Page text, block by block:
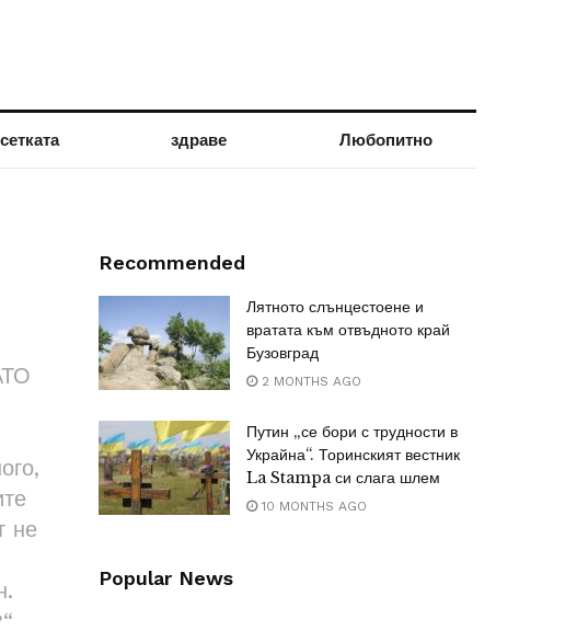
здраве Любопитно
не
Recommended
Лятното слънцестоене и
вратата към отвъдното край
Бузовград
2 MONTHS AGO
Путин „се бори с трудности в
Украйна“. Торинският вестник
La Stampa си слага шлем
10 MONTHS AGO
Popular News